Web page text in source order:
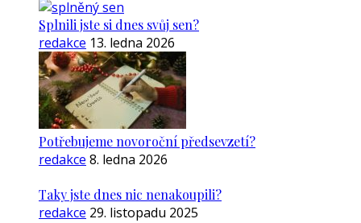
Splnili jste si dnes svůj sen?
redakce 13. ledna 2026
Potřebujeme novoroční předsevzetí?
redakce 8. ledna 2026
Taky jste dnes nic nenakoupili?
redakce 29. listopadu 2025